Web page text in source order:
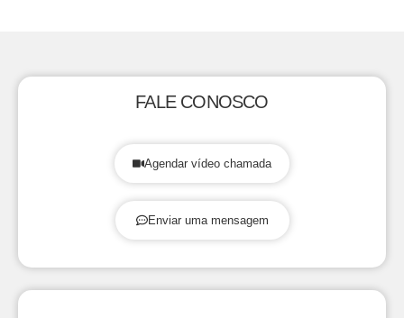
FALE CONOSCO
Agendar vídeo chamada
Enviar uma mensagem